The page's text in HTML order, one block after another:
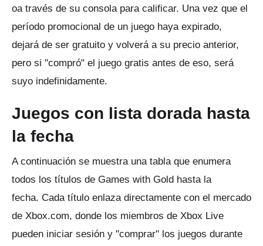
oa través de su consola para calificar. Una vez que el
período promocional de un juego haya expirado,
dejará de ser gratuito y volverá a su precio anterior,
pero si "compró" el juego gratis antes de eso, será
suyo indefinidamente.
Juegos con lista dorada hasta
la fecha
A continuación se muestra una tabla que enumera
todos los títulos de Games with Gold hasta la
fecha. Cada título enlaza directamente con el mercado
de Xbox.com, donde los miembros de Xbox Live
pueden iniciar sesión y "comprar" los juegos durante